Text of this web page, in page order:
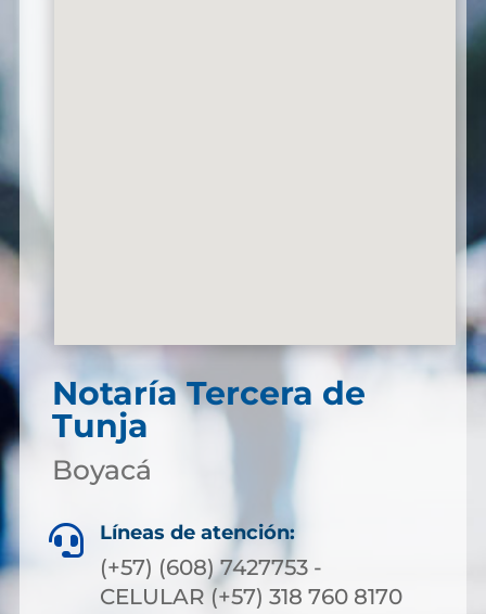
Notaría Tercera de
Tunja
Boyacá
 Líneas de atención:
(+57) (608) 7427753 -
CELULAR (+57) 318 760 8170